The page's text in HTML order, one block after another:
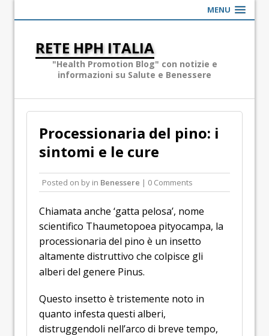
MENU
RETE HPH ITALIA
"Health Promotion Blog" con notizie e
informazioni su Salute e Benessere
Processionaria del pino: i
sintomi e le cure
Posted on by in Benessere | 0 Comments
Chiamata anche ‘gatta pelosa’, nome
scientifico Thaumetopoea pityocampa, la
processionaria del pino è un insetto
altamente distruttivo che colpisce gli
alberi del genere Pinus.
Questo insetto è tristemente noto in
quanto infesta questi alberi,
distruggendoli nell’arco di breve tempo,